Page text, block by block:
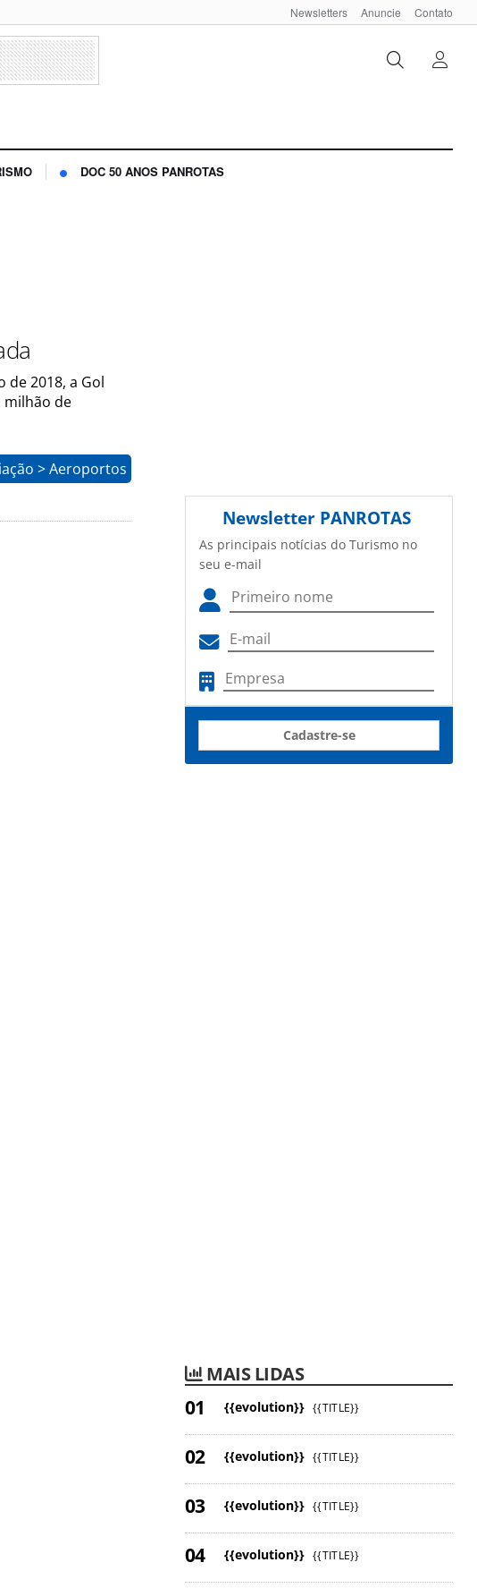
Newsletters Anuncie Contato
DOC 50 ANOS PANROTAS
2018, a Gol
milhão de
> Aeroportos
Newsletter PANROTAS
As principais notícias do Turismo no
seu e-mail
Cadastre-se
MAIS LIDAS
{{evolution}} {{TITLE}}
{{evolution}} {{TITLE}}
{{evolution}} {{TITLE}}
{{evolution}} {{TITLE}}